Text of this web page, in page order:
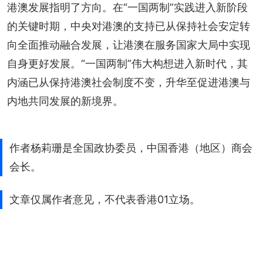
港澳发展指明了方向。在“一国两制”实践进入新阶段
的关键时期，中央对港澳的支持已从保持社会安定转
向全面推动融合发展，让港澳在服务国家大局中实现
自身更好发展。“一国两制”伟大构想进入新时代，其
内涵已从保持港澳社会制度不变，升华至促进港澳与
内地共同发展的新境界。
作者杨莉珊是全国政协委员，中国香港（地区）商会
会长。
文章仅属作者意见，不代表香港01立场。